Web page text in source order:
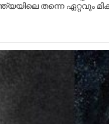
തന്നെ ഏറ്റവും